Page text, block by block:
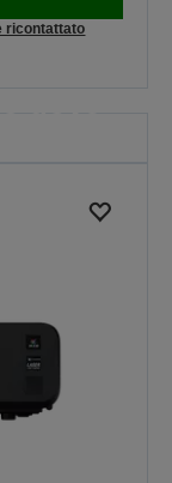
ricontattato
che